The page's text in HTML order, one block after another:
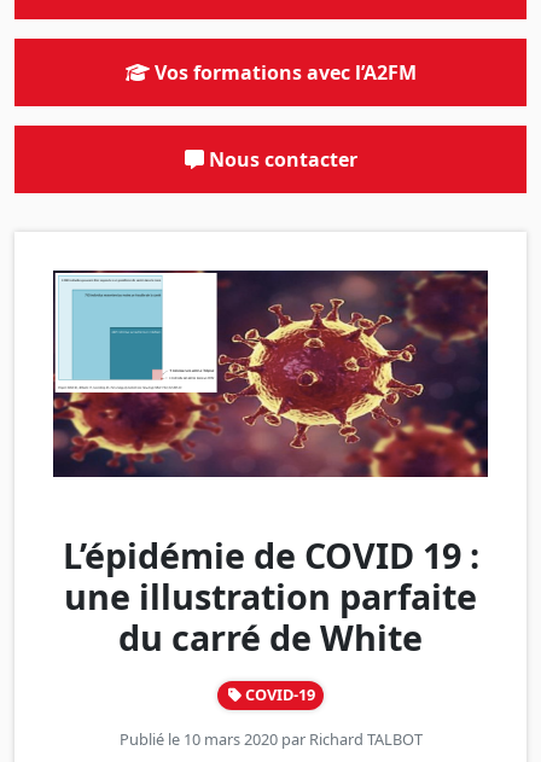
L’épidémie de COVID 19 :
une illustration parfaite
du carré de White
COVID-19
Publié le 10 mars 2020 par Richard TALBOT
Vos formations avec l’A2FM
Nous contacter